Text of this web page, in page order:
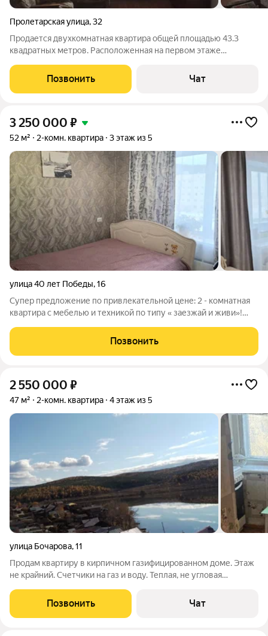
Пролетарская улица,32
Продается двухкомнатная квартира общей площадью 43.3
квадратных метров. Расположенная на первом этаже
находящегося по адресу: г. Сатка, Пролетарская улица, дом 32.
В подъезде сделан ремонт,
Позвонить Чат
3 250 000 ₽
52 м² 2-комн. квартира 3 этаж из 5
улица 40 лет Победы,16
Супер предложение по привлекательной цене: 2 - комнатная
квартира с мебелью и техникой по типу « заезжай и живи»!
квартира очень тёплая, светлая, с хорошей домашней
атмосферой. Ровные стены,
Позвонить
2 550 000 ₽
47 м² 2-комн. квартира 4 этаж из 5
улица Бочарова,11
Продам квартиру в кирпичном газифицированном доме. Этаж
не крайний. Счетчики на газ и воду. Теплая, не угловая
одна большая. Антресоль на кухне плюс "хрущевский"
холодильник под кухонным окном.
Позвонить Чат